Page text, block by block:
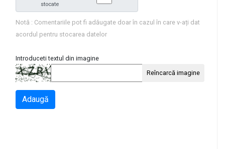
stocate
Notă : Comentariile pot fi adăugate doar în cazul în care v-ați dat
acordul pentru stocarea datelor
Introduceti textul din imagine
Reîncarcă imagine
Adaugă